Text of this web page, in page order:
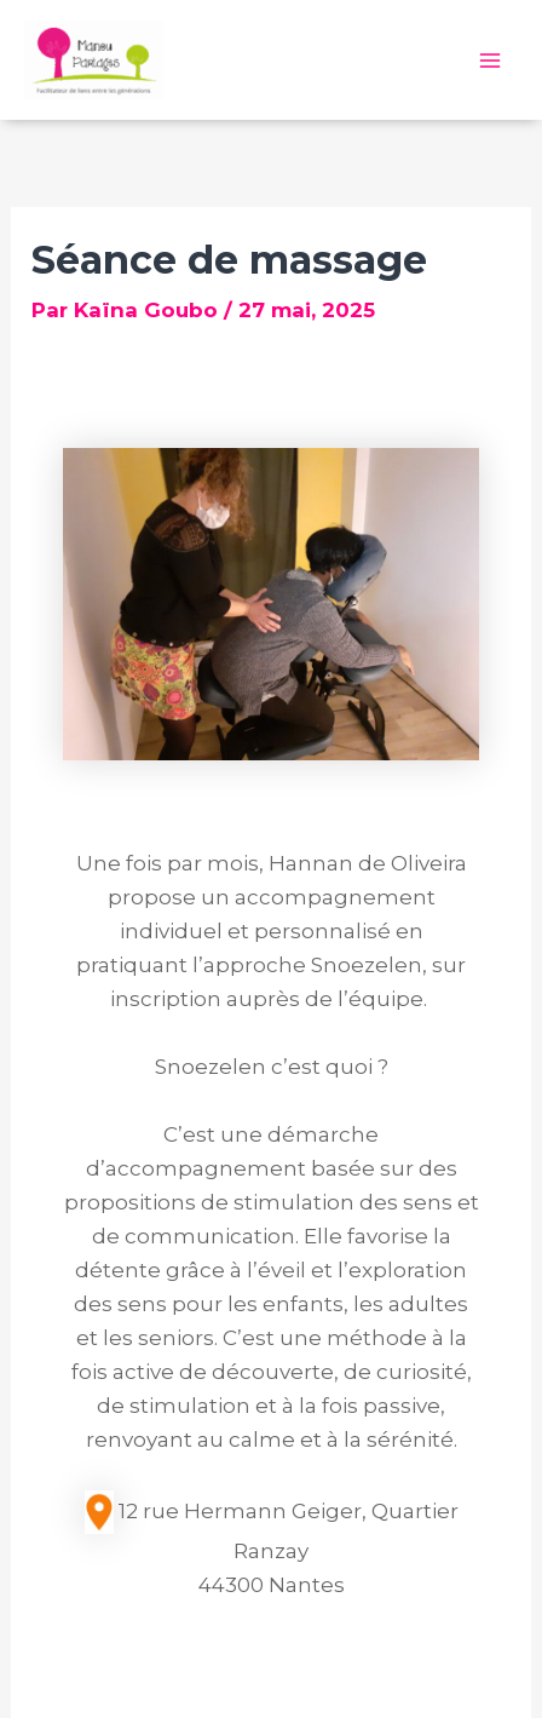
contenu
Séance de massage
Par Kaïna Goubo/27 mai, 2025
Une fois par mois, Hannan de Oliveira
propose un accompagnement
individuel et personnalisé en
pratiquant l’approche Snoezelen, sur
inscription auprès de l’équipe.
Snoezelen c’est quoi ?
C’est une démarche
d’accompagnement basée sur des
propositions de stimulation des sens et
de communication. Elle favorise la
détente grâce à l’éveil et l’exploration
des sens pour les enfants, les adultes
et les seniors. C’est une méthode à la
fois active de découverte, de curiosité,
de stimulation et à la fois passive,
renvoyant au calme et à la sérénité.
12 rue Hermann Geiger, Quartier
Ranzay
44300 Nantes